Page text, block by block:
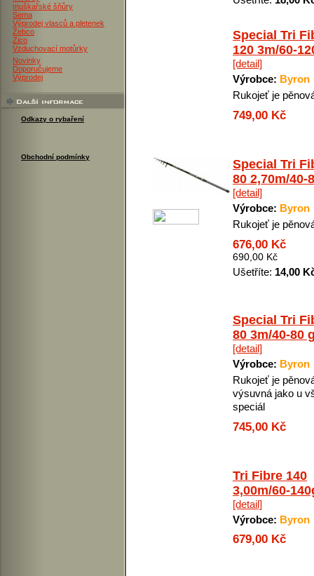
muškařské šňůry
Sema
Výprodej vlasců a pletenek
Zebco
Zico
Vzduchovací motůrky
Novinky
Doporučujeme
Výprodej
Odkazy o rybaření
Obchodní podmínky
Special Tri
120 3m/60-
[detail]
Výrobce: Byron
Rukojeť je
749,00 Kč
Special Tri
80 2,70m/40-
[detail]
Výrobce: Byron
Rukojeť je
676,00 Kč
690,00 Kč
Ušetříte: 14,00
Special Tri
80 3m/40-80
[detail]
Výrobce: Byron
Rukojeť je
výsuvná jako u
speciál
745,00 Kč
Tri Fibre 140
3,00m/60-
[detail]
Výrobce: Byron
679,00 Kč